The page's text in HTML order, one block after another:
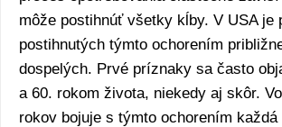
môže postihnúť všetky kĺby. V USA je
postihnutých týmto ochorením
dospelých. Prvé príznaky sa často
a 60. rokom života, niekedy aj skôr.
rokov bojuje s týmto ochorením každá